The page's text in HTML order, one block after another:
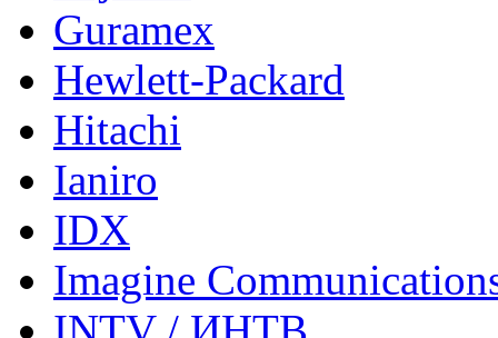
Guramex
Hewlett-Packard
Hitachi
Ianiro
IDX
Imagine